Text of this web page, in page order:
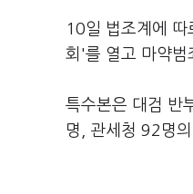
10일 법조계에 따
회'를 열고 마약범
특수본은 대검 반
명, 관세청 92명